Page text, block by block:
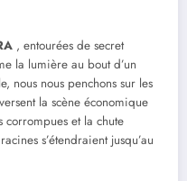
, entourées de secret
la lumière au bout d’un
nous nous penchons sur les
la scène économique
et la chute
s’étendraient jusqu’au